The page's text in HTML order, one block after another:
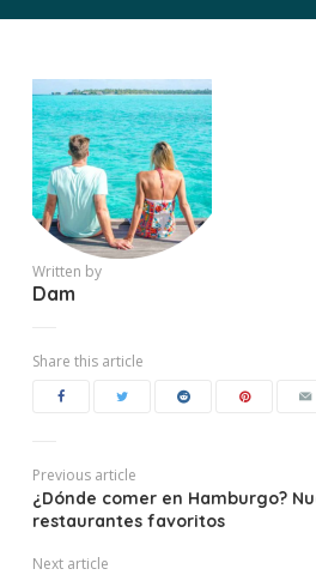
Written by
Dam
Share this article
Previous article
¿Dónde comer en Hamburgo?
restaurantes favoritos
Next article